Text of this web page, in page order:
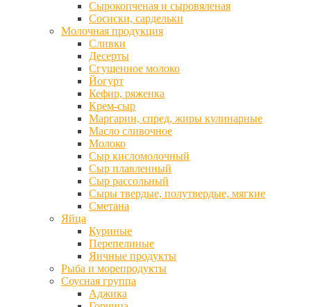
Сырокопченая и сыровяленая
Сосиски, сардельки
Молочная продукция
Сливки
Десерты
Сгущенное молоко
Йогурт
Кефир, ряженка
Крем-сыр
Маргарин, спред, жиры кулинарные
Масло сливочное
Молоко
Сыр кисломолочный
Сыр плавленный
Сыр рассольный
Сыры твердые, полутвердые, мягкие
Сметана
Яйца
Куриные
Перепелиные
Яичные продукты
Рыба и морепродукты
Соусная группа
Аджика